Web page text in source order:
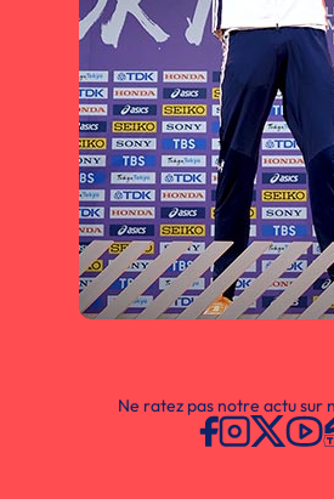
Ne ratez pas notre actu sur